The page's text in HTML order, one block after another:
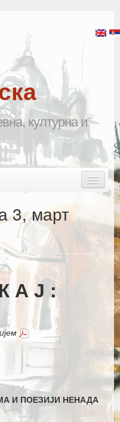
културна и
3, март
А Ј :
И ПОЕЗИЈИ НЕНАДА